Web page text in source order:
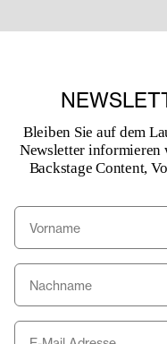
Sinn machen, wenn
Bleiben Sie auf dem
Newsletter informieren
Backstage Content,